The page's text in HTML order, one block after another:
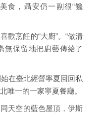
食，聶安仍一副很“饞
歡烹飪的“大廚”。“做清
無保留地把廚藝傳給了
在臺北經營寧夏回回私
唯一的一家寧夏餐廳。
天空的藍色屋頂，伊斯